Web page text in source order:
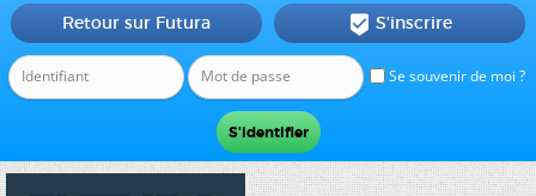
Se souvenir de moi ?
Retour sur Futura  S'inscrire